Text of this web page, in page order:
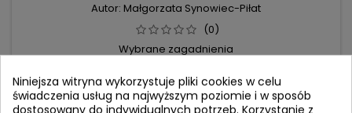
Autor: Małgorzata Synowiec-Piłat
(0)
Wybrane zagadnienia
Cena
37,90 zł Cena
podstawowa
39,90 zł
 Dodaj do koszyka
Niniejsza witryna wykorzystuje pliki cookies w celu
świadczenia usług na najwyższym poziomie i w sposób
dostosowany do indywidualnych potrzeb. Korzystanie z